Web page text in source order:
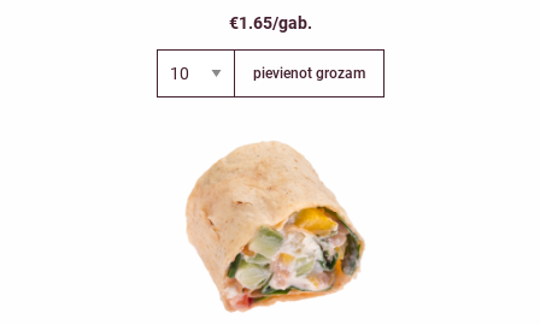
€1.65/gab.
pievienot grozam